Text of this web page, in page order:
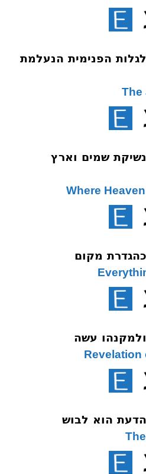
סוכות 007 לגלות הפנימית הנעלמת
סוכות 006 נשיקת שמים וארץ